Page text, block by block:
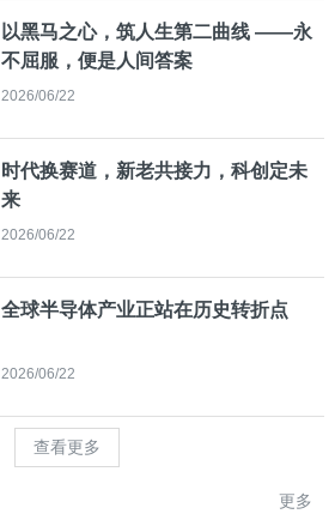
以黑马之心，筑人生第二曲线 ——永
不屈服，便是人间答案
2026/06/22
时代换赛道，新老共接力，科创定未
来
2026/06/22
全球半导体产业正站在历史转折点
2026/06/22
查看更多
更多